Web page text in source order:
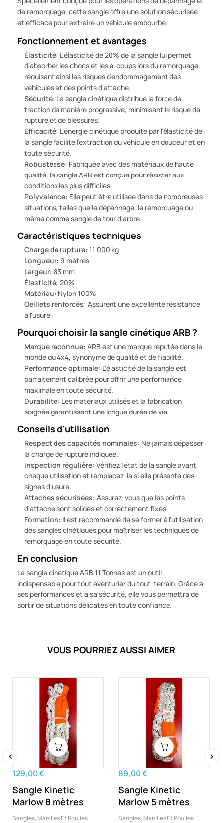
de remorquage, cette sangle offre une solution sécurisée
et efficace pour extraire un véhicule embourbé.
Fonctionnement et avantages
Élasticité: L'élasticité de 20% de la sangle lui permet
d'absorber les chocs et les à-coups lors du remorquage,
réduisant ainsi les risques d'endommagement des
véhicules et des points d'attache.
Sécurité: La sangle cinétique distribue la force de
traction de manière progressive, minimisant le risque de
rupture et de blessures.
Efficacité: L'énergie cinétique produite par l'élasticité de
la sangle facilite l'extraction du véhicule en douceur et en
toute sécurité.
Robustesse: Fabriquée avec des matériaux de haute
qualité, la sangle ARB est conçue pour résister aux
conditions les plus difficiles.
Polyvalence: Elle peut être utilisée dans de nombreuses
situations, telles que le dépannage, le remorquage ou
même comme sangle de tour d'arbre.
Caractéristiques techniques
Charge de rupture: 11 000 kg
Longueur: 9 mètres
Largeur: 83 mm
Élasticité: 20%
Matériau: Nylon 100%
Oeillets renforcés: Assurent une excellente résistance
à l'usure
Pourquoi choisir la sangle cinétique ARB ?
Marque reconnue: ARB est une marque réputée dans le
monde du 4x4, synonyme de qualité et de fiabilité.
Performance optimale: L'élasticité de la sangle est
parfaitement calibrée pour offrir une performance
maximale en toute sécurité.
Durabilité: Les matériaux utilisés et la fabrication
soignée garantissent une longue durée de vie.
Conseils d'utilisation
Respect des capacités nominales: Ne jamais dépasser
la charge de rupture indiquée.
Inspection régulière: Vérifiez l'état de la sangle avant
chaque utilisation et remplacez-la si elle présente des
signes d'usure.
Attaches sécurisées: Assurez-vous que les points
d'attache sont solides et correctement fixés.
Formation: Il est recommandé de se former à l'utilisation
des sangles cinétiques pour maîtriser les techniques de
remorquage en toute sécurité.
En conclusion
La sangle cinétique ARB 11 Tonnes est un outil
indispensable pour tout aventurier du tout-terrain. Grâce à
ses performances et à sa sécurité, elle vous permettra de
sortir de situations délicates en toute confiance.
VOUS POURRIEZ AUSSI AIMER
129,00 €
Sangle Kinetic
Marlow 8 mètres
Sangles, Manilles Et Poulies
89,00 €
Sangle Kinetic
Marlow 5 mètres
Sangles, Manilles Et Poulies